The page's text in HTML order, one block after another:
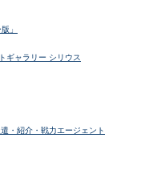
」
ギャラリー シリウス
遣・紹介・戦力エージェント